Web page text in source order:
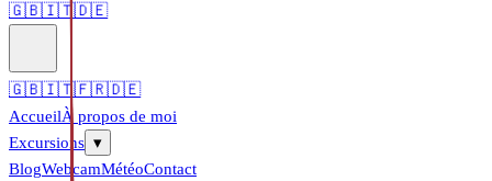
🇬🇧🇮🇹🇩🇪
🇬🇧🇮🇹🇫🇷🇩🇪
AccueilÀ propos de moi
Excursions ▾
BlogWebcamMétéoContact